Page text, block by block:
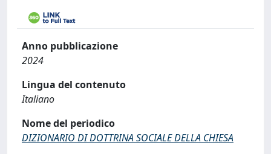
Anno pubblicazione
2024
Lingua del contenuto
Italiano
Nome del periodico
DIZIONARIO DI DOTTRINA SOCIALE DELLA CHIESA